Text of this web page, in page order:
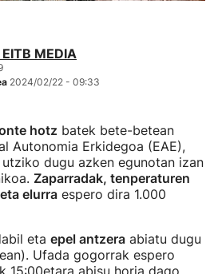
MEDIA
2024/02/22 - 09:33
hotz batek bete-betean
Autonomia Erkidegoa (EAE),
dugu azken egunotan izan
Zaparradak, tenperaturen
elurra espero dira 1.000
eta epel antzera abiatu dugu
Ufada gogorrak espero
15:00etara abisu horia dago